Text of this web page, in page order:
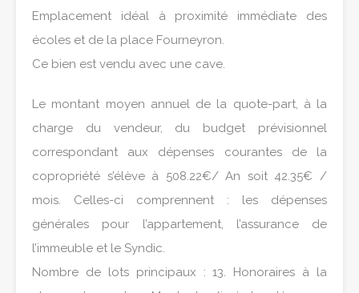
Emplacement idéal à proximité immédiate des
écoles et de la place Fourneyron.
Ce bien est vendu avec une cave.
Le montant moyen annuel de la quote-part, à la
charge du vendeur, du budget prévisionnel
correspondant aux dépenses courantes de la
copropriété s’élève à 508.22€/ An soit 42.35€ /
mois. Celles-ci comprennent : les dépenses
générales pour l’appartement, l’assurance de
l’immeuble et le Syndic.
Nombre de lots principaux : 13. Honoraires à la